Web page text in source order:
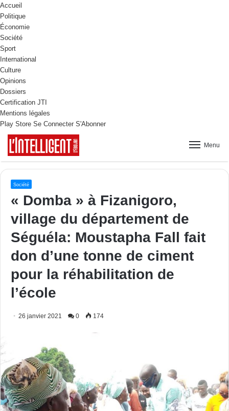
Accueil
Politique
Économie
Société
Sport
International
Culture
Opinions
Dossiers
Certification JTI
Mentions légales
Play Store Se Connecter S'Abonner
Menu
Société
« Domba » à Fizanigoro,
village du département de
Séguéla: Moustapha Fall fait
don d’une tonne de ciment
pour la réhabilitation de
l’école
26 janvier 2021 0 174